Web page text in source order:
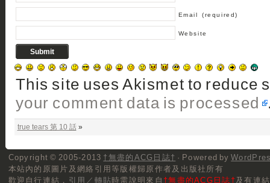
Email (required)
Website
This site uses Akismet to reduce
your comment data is processed
true tears 第 10 話»
Copyright © 2005-2013 †無盡的ACG日誌† · Powered by
本站內的原圖片及網絡引用等版權歸原作者及出版社所有
歡迎自行連結， 引用／轉貼時需說明來自 †無盡的ACG日誌†及有連